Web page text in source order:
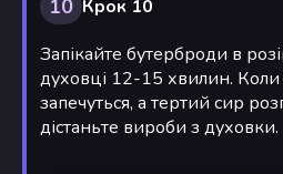
10 Крок 10
Запікайте бутерброди в
духовці 12-15 хвилин.
запечуться, а тертий сир
дістаньте вироби з духовки.